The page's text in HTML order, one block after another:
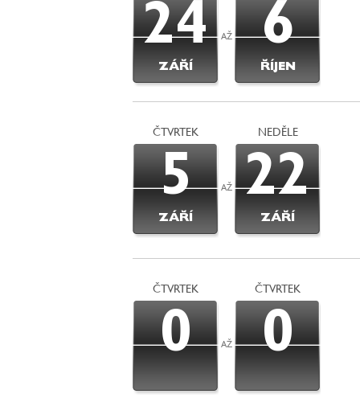
24
ZÁŘÍ
AŽ 6
ŘÍJEN
ČTVRTEK
5
ZÁŘÍ
AŽ
NEDĚLE
22
ZÁŘÍ
ČTVRTEK
0 AŽ
ČTVRTEK
0